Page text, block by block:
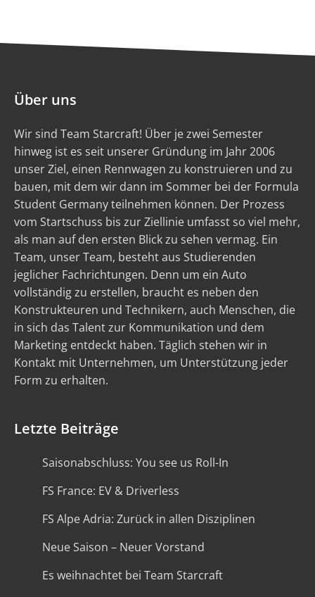
Über uns
Wir sind Team Starcraft! Über je zwei Semester
hinweg ist es seit unserer Gründung im Jahr 2006
unser Ziel, einen Rennwagen zu konstruieren und zu
bauen, mit dem wir dann im Sommer bei der Formula
Student Germany teilnehmen können. Der Prozess
vom Startschuss bis zur Ziellinie umfasst so viel mehr,
als man auf den ersten Blick zu sehen vermag. Ein
Team, unser Team, besteht aus Studierenden
jeglicher Fachrichtungen. Denn um ein Auto
vollständig zu erstellen, braucht es neben den
Konstrukteuren und Technikern, auch Menschen, die
in sich das Talent zur Kommunikation und dem
Marketing entdeckt haben. Täglich stehen wir in
Kontakt mit Unternehmen, um Unterstützung jeder
Form zu erhalten.
Letzte Beiträge
Saisonabschluss: You see us Roll-In
FS France: EV & Driverless
FS Alpe Adria: Zurück in allen Disziplinen
Neue Saison – Neuer Vorstand
Es weihnachtet bei Team Starcraft